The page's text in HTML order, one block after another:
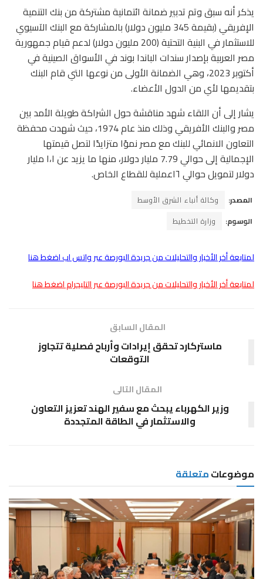
يذكر أنه سبق وتم تدبير ضمانة ائتمانية مشتركة من بنك التنمية
الإفريقي (بقيمة 345 مليون دولار) بالمشاركة مع البنك الآسيوي
للاستثمار في البنية التحتية (200 مليون دولار) لدعم قيام جمهورية
مصر العربية بإصدار سندات الباندا بوند في الأسواق الصينية في
أكتوبر 2023، وهي الضمانة الأولى من نوعها التي قام البنك
بتقديمها لأي من الدول الأعضاء.
يشار إلى أن اللقاء شهد مناقشة حول الشراكة طويلة الأمد بين
مصر والبنك الأفريقي وذلك منذ عام 1974، حيث شهدت محفظة
التعاون الانمائي للبنك مع مصر نموًا متزايدًا لتصل قيمتها
الإجمالية إلى حوالي 7.79 مليار دولار، منها ما يزيد عن ١،١ مليار
دولار لتمويل حوالي ١٦عملية للقطاع الخاص.
المصدر:
وكالة أنباء الشرق الأوسط
الوسوم:
وزارة التخطيط
لمتابعة أخر الأخبار والتحليلات من جريدة البورصة عبر واتس اب اضغط هنا
لمتابعة أخر الأخبار والتحليلات من جريدة البورصة عبر التليجرام اضغط هنا
المقال السابق
ماستركارد تحقق إيرادات وأرباح فصلية تتجاوز
التوقعات
المقال التالى
وزير الكهرباء يبحث مع سفير الهند تعزيز التعاون
والاستثمار في الطاقة المتجددة
موضوعاتمتعلقة